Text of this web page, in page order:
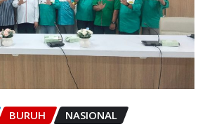
BURUH NASIONAL